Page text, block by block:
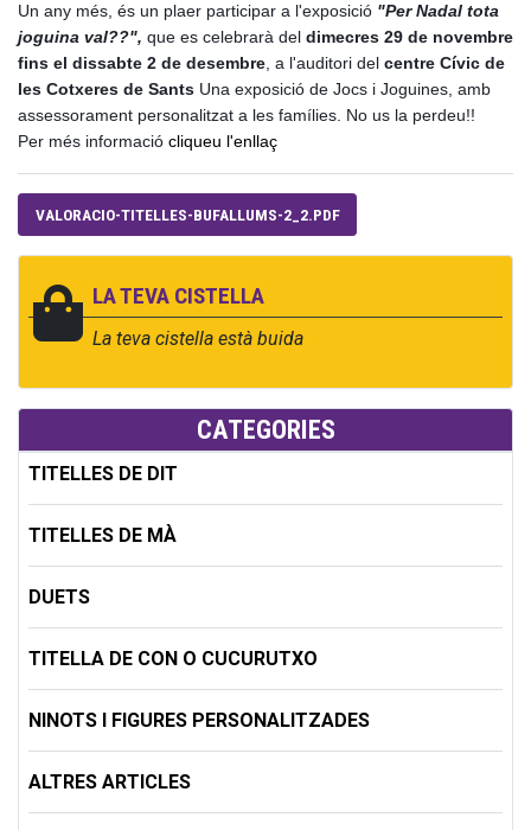
Un any més, és un plaer participar a l'exposició "Per Nadal tota
joguina val??", que es celebrarà del dimecres 29 de novembre
fins el dissabte 2 de desembre , a l'auditori del centre Cívic de
les Cotxeres de Sants Una exposició de Jocs i Joguines, amb
assessorament personalitzat a les famílies. No us la perdeu!!
Per més informació cliqueu l'enllaç
VALORACIO-TITELLES-BUFALLUMS-2_2.PDF
LA TEVA CISTELLA
La teva cistella està buida
CATEGORIES
TITELLES DE DIT
TITELLES DE MÀ
DUETS
TITELLA DE CON O CUCURUTXO
NINOTS I FIGURES PERSONALITZADES
ALTRES ARTICLES